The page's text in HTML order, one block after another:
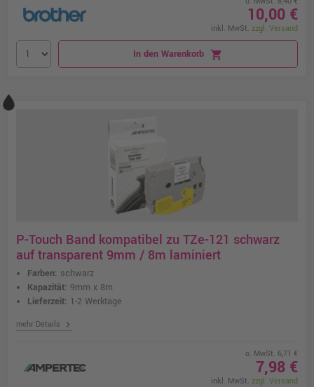
10,00 €
inkl. MwSt. zzgl. Versand
In den Warenkorb shopping_cart
P-Touch Band kompatibel zu TZe-121 schwarz
auf transparent 9mm / 8m laminiert
Farben: schwarz
Kapazität: 9mm x 8m
Lieferzeit: 1-2 Werktage
mehr Details chevron_right
o. MwSt. 6,71 €
7,98 €
inkl. MwSt. zzgl. Versand